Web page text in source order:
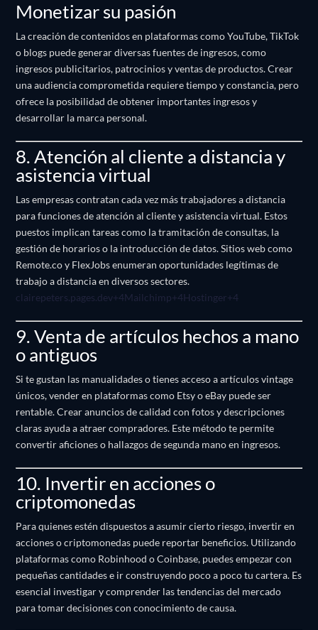
Monetizar su pasión
La creación de contenidos en plataformas como YouTube, TikTok
o blogs puede generar diversas fuentes de ingresos, como
ingresos publicitarios, patrocinios y ventas de productos. Crear
una audiencia comprometida requiere tiempo y constancia, pero
ofrece la posibilidad de obtener importantes ingresos y
desarrollar la marca personal.
8. Atención al cliente a distancia y
asistencia virtual
Las empresas contratan cada vez más trabajadores a distancia
para funciones de atención al cliente y asistencia virtual. Estos
puestos implican tareas como la tramitación de consultas, la
gestión de horarios o la introducción de datos. Sitios web como
Remote.co y FlexJobs enumeran oportunidades legítimas de
trabajo a distancia en diversos sectores.
clairepeters.pages.dev+4Mailchimp+4Hostinger+4
9. Venta de artículos hechos a mano
o antiguos
Si te gustan las manualidades o tienes acceso a artículos vintage
únicos, vender en plataformas como Etsy o eBay puede ser
rentable. Crear anuncios de calidad con fotos y descripciones
claras ayuda a atraer compradores. Este método te permite
convertir aficiones o hallazgos de segunda mano en ingresos.
10. Invertir en acciones o
criptomonedas
Para quienes estén dispuestos a asumir cierto riesgo, invertir en
acciones o criptomonedas puede reportar beneficios. Utilizando
plataformas como Robinhood o Coinbase, puedes empezar con
pequeñas cantidades e ir construyendo poco a poco tu cartera. Es
esencial investigar y comprender las tendencias del mercado
para tomar decisiones con conocimiento de causa.